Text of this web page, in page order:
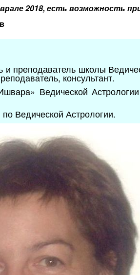
2018, есть возможность
и преподаватель школы
консультант.
Ведической
Ведической Астрологии.